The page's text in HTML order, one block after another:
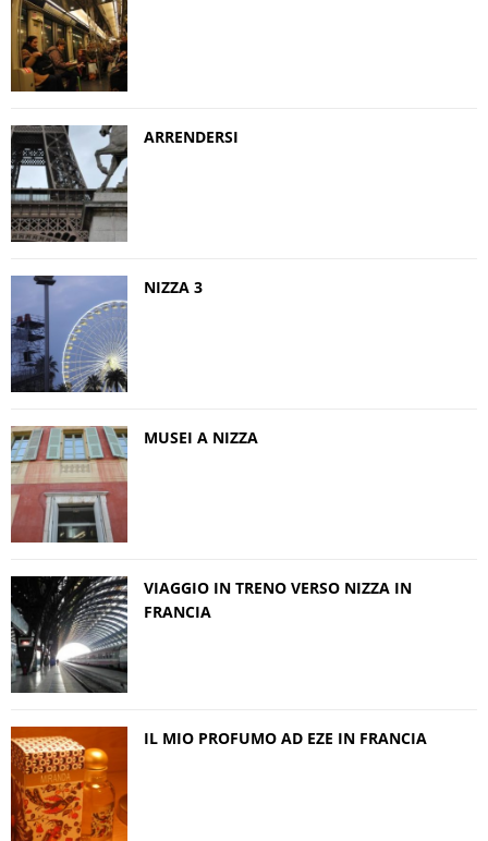
ARRENDERSI
NIZZA 3
MUSEI A NIZZA
VIAGGIO IN TRENO VERSO NIZZA IN
FRANCIA
IL MIO PROFUMO AD EZE IN FRANCIA